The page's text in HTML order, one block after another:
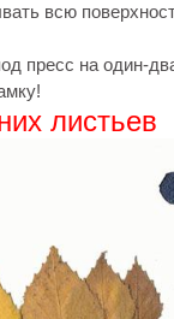
всю
пресс на один-
листьев